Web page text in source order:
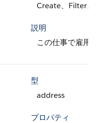
Create、Filter
説明
この仕事で雇用
型
address
プロパティ